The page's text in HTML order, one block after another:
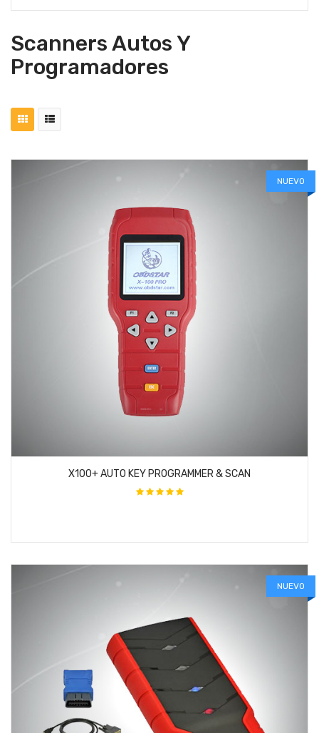
Scanners Autos Y
Programadores
NUEVO
X100+ AUTO KEY PROGRAMMER & SCAN
NUEVO